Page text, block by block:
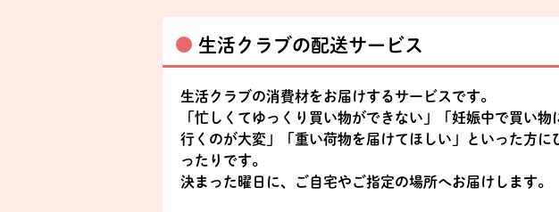
生活クラブの配送サービス
生活クラブの消費材をお届けするサービスです。
「忙しくてゆっくり買い物ができない」「妊娠中で買い物
行くのが大変」「重い荷物を届けてほしい」といった方に
ったりです。
決まった曜日に、ご自宅やご指定の場所へお届けします。